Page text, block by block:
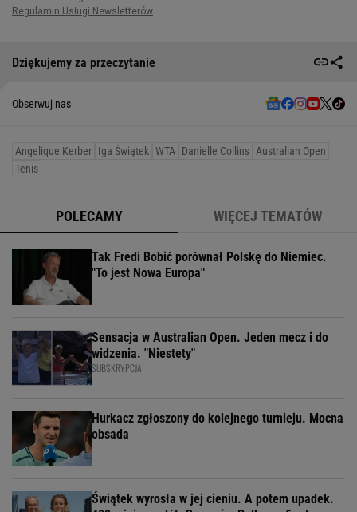
Dziękujemy za przeczytanie
Obserwuj nas
Angelique Kerber Iga Świątek WTA Danielle Collins Australian Open
Tenis
POLECAMY WIĘCEJ TEMATÓW
Tak Fredi Bobić porównał Polskę do Niemiec.
"To jest Nowa Europa"
Sensacja w Australian Open. Jeden mecz i do
widzenia. "Niestety"
SUBSKRYPCJA
Hurkacz zgłoszony do kolejnego turnieju. Mocna
obsada
Świątek wyrosła w jej cieniu. A potem upadek.